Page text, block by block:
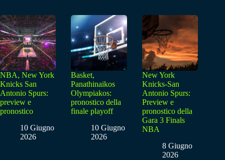
NBA, New York
Knicks San
Antonio Spurs:
preview e
pronostico
10 Giugno
2026
Basket,
Panathinaikos
Olympiakos:
pronostico della
finale playoff
10 Giugno
2026
New York
Knicks-San
Antonio Spurs:
Preview e
pronostico della
Gara 3 Finals
NBA
8 Giugno
2026